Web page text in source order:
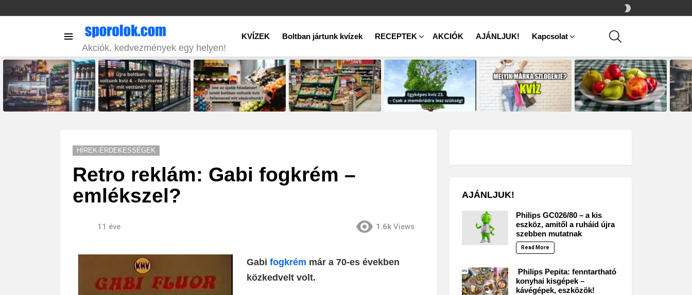
SKIN
Akciók, kedvezmények egy helyen!
KVÍZEK Boltban jártunk kvízek RECEPTEK AKCIÓK AJÁNLJUK! Kapcsolat
STORIES
HÍREK-ÉRDEKESSÉGEK
Retro reklám: Gabi fogkrém –
emlékszel?
11 éve 1.6k Views
Gabi fogkrém már a 70-es években
közkedvelt volt.
AJÁNLJUK!
Philips GC026/80 – a kis
eszköz, amitől a ruháid újra
szebben mutatnak
Read More
Philips Pepita: fenntartható
konyhai kisgépek –
kávégépek, eszközök!